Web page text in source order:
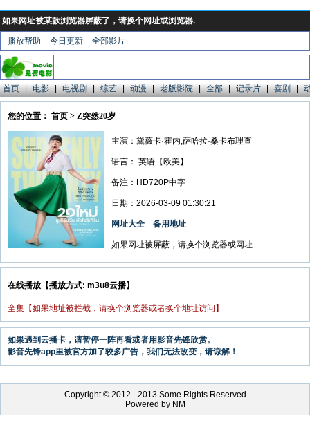
如果网址被某款浏览器屏蔽了，请换个网址或浏览器.
播放帮助 今日更新 全部影片
首页 | 电影 | 电视剧 | 综艺 | 动漫 | 老版影院 | 全部 | 记录片 | 喜剧 |
您的位置： 首页 > Z突然20岁
主演：黛薇卡·霍内,萨哈拉·桑卡布理查
语言： 英语【欧美】
备注：HD720P中字
日期：2026-03-09 01:30:21
网址大全 备用地址
如果网址被屏蔽，请换个浏览器或网址
在线播放【播放方式: m3u8云播】
全集【如果地址被拦截，请换个浏览器或者换个地址访问】
如果遇到云播卡，请暂停一阵再看或者用影音先锋欣赏。
影音先锋app里被官方加了较多广告，我们无法改变，请谅解！
Copyright © 2012 - 2013 Some Rights Reserved
Powered by NM